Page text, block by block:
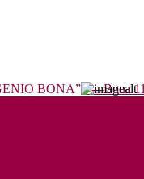
----Bona